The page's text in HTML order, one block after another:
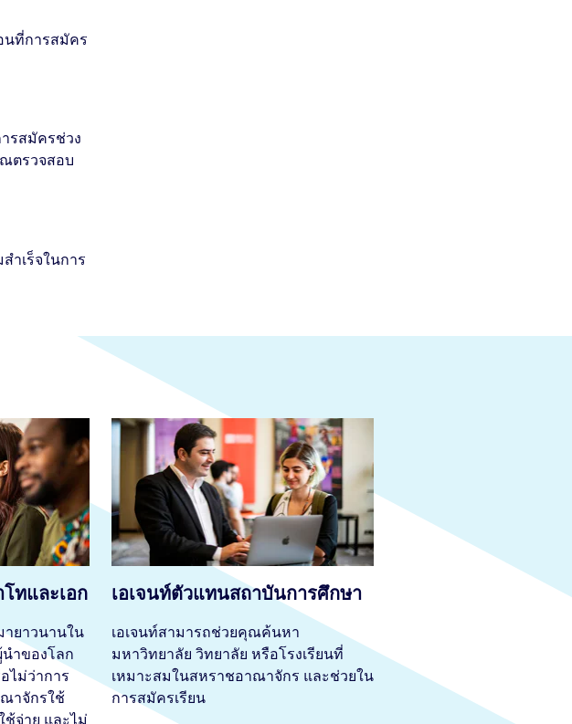
นที่การสมัคร
รสมัครช่วง
ตรวจสอบ
ำเร็จในการ
ทและเอก
ยาวนานใน
ำของโลก
ไม่ว่าการ
าจักรใช้
ช้จ่าย และไม่
เอเจนท์ตัวแทนสถาบันการศึกษา
เอเจนท์สามารถช่วยคุณค้นหา
มหาวิทยาลัย วิทยาลัย หรือโรงเรียนที่
เหมาะสมในสหราชอาณาจักร และช่วยใน
การสมัครเรียน